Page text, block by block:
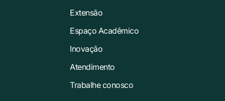
Extensão
Espaço Acadêmico
Inovação
Atendimento
Trabalhe conosco